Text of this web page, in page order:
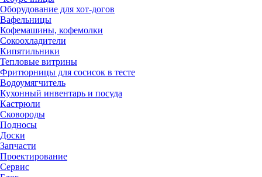
Оборудование для хот-догов
Вафельницы
Кофемашины, кофемолки
Сокоохладители
Кипятильники
Тепловые витрины
Фритюрницы для сосисок в тесте
Водоумягчитель
Кухонный инвентарь и посуда
Кастрюли
Сковороды
Подносы
Доски
Запчасти
Проектирование
Сервис